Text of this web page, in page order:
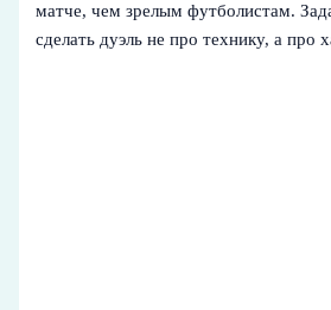
матче, чем зрелым футболистам.
сделать дуэль не про технику, а про